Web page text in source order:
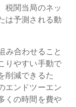
税関当局のネッ
は予測される動
み合わせること
りやすい手動で
削減できるた
エンドツーエン
くの時間を費や